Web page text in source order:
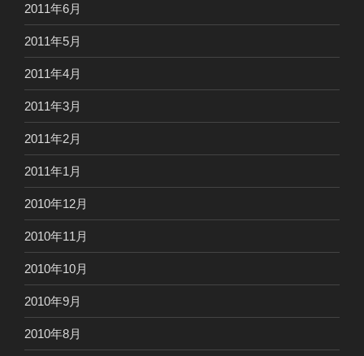
2011年6月
2011年5月
2011年4月
2011年3月
2011年2月
2011年1月
2010年12月
2010年11月
2010年10月
2010年9月
2010年8月